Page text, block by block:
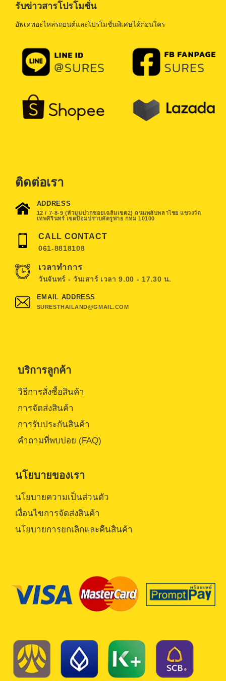
รับข่าวสารโปรโมชั่น
อัพเดทอะไหล่รถยนต์และโปรโมชั่นพิเศษได้ก่อนใคร
ติดต่อเรา
ADDRESS
12 / 7-8-9 (หัวมุมปากซอยเฉลิมเขต2) ถนนพลับพลาไชย แขวงวัด
เทพศิรินทร์ เขตป้อมปราบศัตรูพ่าย กทม 10100
CALL CONTACT
061-8818108
เวลาทำการ
วันจันทร์ - วันเสาร์ เวลา 9.00 - 17.30 น.
EMAIL ADDRESS
SURESTHAILAND@GMAIL.COM
บริการลูกค้า
วิธีการสั่งซื้อสินค้า
การจัดส่งสินค้า
การรับประกันสินค้า
คำถามที่พบบ่อย (FAQ)
นโยบายของเรา
นโยบายความเป็นส่วนตัว
เงื่อนไขการจัดส่งสินค้า
นโยบายการยกเลิกและคืนสินค้า